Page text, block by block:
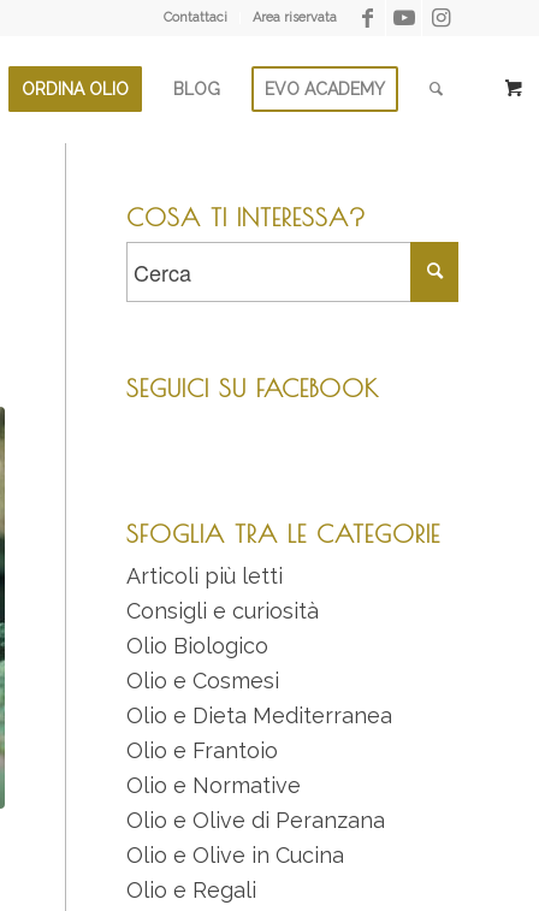
Contattaci Area riservata
ORDINA OLIO BLOG EVO ACADEMY
COSA TI INTERESSA?
SEGUICI SU FACEBOOK
SFOGLIA TRA LE CATEGORIE
Articoli più letti
Consigli e curiosità
Olio Biologico
Olio e Cosmesi
Olio e Dieta Mediterranea
Olio e Frantoio
Olio e Normative
Olio e Olive di Peranzana
Olio e Olive in Cucina
Olio e Regali